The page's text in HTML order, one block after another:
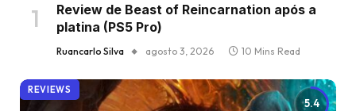
Review de Beast of Reincarnation após a
platina (PS5 Pro)
Ruancarlo Silva agosto 3, 2026 10 Mins Read
5.4
REVIEWS